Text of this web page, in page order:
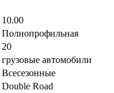
10.00
Полнопрофильная
20
грузовые автомобили
Всесезонные
Double Road